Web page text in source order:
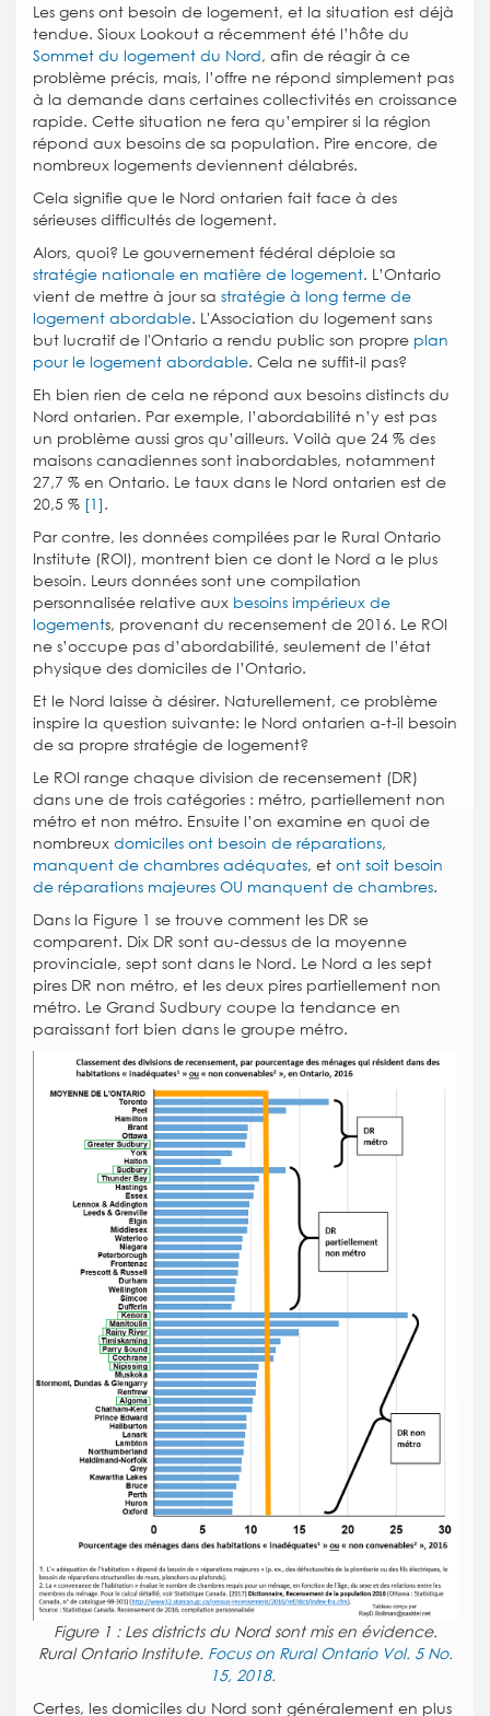
Les gens ont besoin de logement, et la situation est déjà
tendue. Sioux Lookout a récemment été l’hôte du
Sommet du logement du Nord, afin de réagir à ce
problème précis, mais, l’offre ne répond simplement pas
à la demande dans certaines collectivités en croissance
rapide. Cette situation ne fera qu’empirer si la région
répond aux besoins de sa population. Pire encore, de
nombreux logements deviennent délabrés.
Cela signifie que le Nord ontarien fait face à des
sérieuses difficultés de logement.
Alors, quoi? Le gouvernement fédéral déploie sa
stratégie nationale en matière de logement. L’Ontario
vient de mettre à jour sa stratégie à long terme de
logement abordable. L'Association du logement sans
but lucratif de l'Ontario a rendu public son propre plan
pour le logement abordable. Cela ne suffit-il pas?
Eh bien rien de cela ne répond aux besoins distincts du
Nord ontarien. Par exemple, l’abordabilité n’y est pas
un problème aussi gros qu’ailleurs. Voilà que 24 % des
maisons canadiennes sont inabordables, notamment
27,7 % en Ontario. Le taux dans le Nord ontarien est de
20,5 % [1].
Par contre, les données compilées par le Rural Ontario
Institute (ROI), montrent bien ce dont le Nord a le plus
besoin. Leurs données sont une compilation
personnalisée relative aux besoins impérieux de
logements, provenant du recensement de 2016. Le ROI
ne s’occupe pas d’abordabilité, seulement de l’état
physique des domiciles de l’Ontario.
Et le Nord laisse à désirer. Naturellement, ce problème
inspire la question suivante: le Nord ontarien a-t-il besoin
de sa propre stratégie de logement?
Le ROI range chaque division de recensement (DR)
dans une de trois catégories : métro, partiellement non
métro et non métro. Ensuite l’on examine en quoi de
nombreux domiciles ont besoin de réparations,
manquent de chambres adéquates, et ont soit besoin
de réparations majeures OU manquent de chambres.
Dans la Figure 1 se trouve comment les DR se
comparent. Dix DR sont au-dessus de la moyenne
provinciale, sept sont dans le Nord. Le Nord a les sept
pires DR non métro, et les deux pires partiellement non
métro. Le Grand Sudbury coupe la tendance en
paraissant fort bien dans le groupe métro.
Figure 1 : Les districts du Nord sont mis en évidence.
Rural Ontario Institute. Focus on Rural Ontario Vol. 5 No.
15, 2018.
Certes, les domiciles du Nord sont généralement en plus